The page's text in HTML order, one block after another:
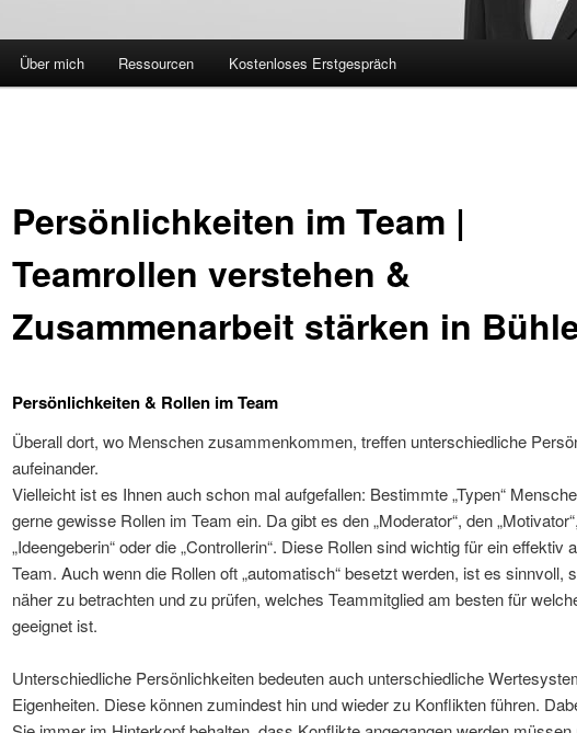
Über mich Ressourcen Kostenloses Erstgespräch
Persönlichkeiten im Team |
Teamrollen verstehen &
Zusammenarbeit stärken in
Persönlichkeiten & Rollen im Team
Überall dort, wo Menschen zusammenkommen, treffen unterschiedliche
aufeinander.
Vielleicht ist es Ihnen auch schon mal aufgefallen: Bestimmte „Typen“
gerne gewisse Rollen im Team ein. Da gibt es den „Moderator“, den
„Ideengeberin“ oder die „Controllerin“. Diese Rollen sind wichtig für ein effektiv
Team. Auch wenn die Rollen oft „automatisch“ besetzt werden, ist es sinnvoll,
näher zu betrachten und zu prüfen, welches Teammitglied am besten für
geeignet ist.
Unterschiedliche Persönlichkeiten bedeuten auch unterschiedliche
Eigenheiten. Diese können zumindest hin und wieder zu Konflikten führen.